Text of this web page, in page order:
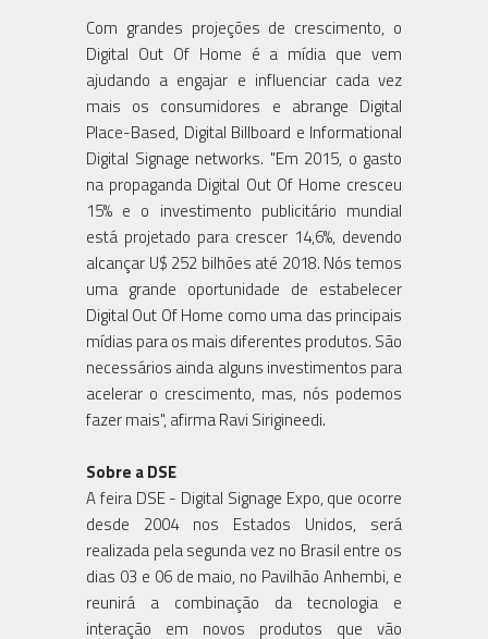
Com grandes projeções de crescimento, o
Digital Out Of Home é a mídia que vem
ajudando a engajar e influenciar cada vez
mais os consumidores e abrange Digital
Place-Based, Digital Billboard e Informational
Digital Signage networks. "Em 2015, o gasto
na propaganda Digital Out Of Home cresceu
15% e o investimento publicitário mundial
está projetado para crescer 14,6%, devendo
alcançar U$ 252 bilhões até 2018. Nós temos
uma grande oportunidade de estabelecer
Digital Out Of Home como uma das principais
mídias para os mais diferentes produtos. São
necessários ainda alguns investimentos para
acelerar o crescimento, mas, nós podemos
fazer mais", afirma Ravi Sirigineedi.
Sobre a DSE
A feira DSE - Digital Signage Expo, que ocorre
desde 2004 nos Estados Unidos, será
realizada pela segunda vez no Brasil entre os
dias 03 e 06 de maio, no Pavilhão Anhembi, e
reunirá a combinação da tecnologia e
interação em novos produtos que vão